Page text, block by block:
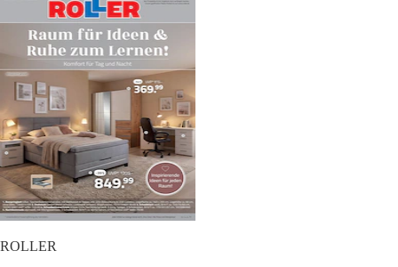
ROLLER